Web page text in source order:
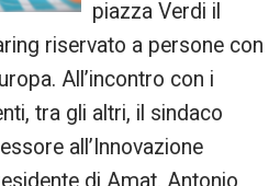
piazza Verdi il
riservato a persone con
All’incontro con i
tra gli altri, il sindaco
all’Innovazione
di Amat, Antonio